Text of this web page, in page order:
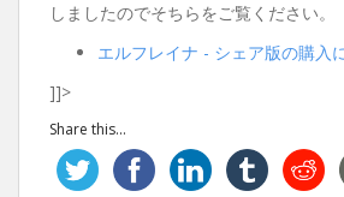
しましたのでそちらをご覧ください。
エルフレイナ - シェア版の購入
]]>
Share this...